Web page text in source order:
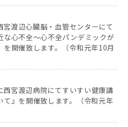
渡辺心臓脳・血管センターにて
な心不全〜心不全パンデミックが
開催致します。（令和元年10月
宮渡辺病院にてすいすい健康講
て』を開催致します。（令和元年